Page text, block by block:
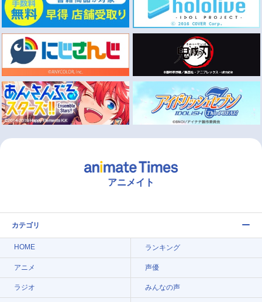
アニメイト
カテゴリ
HOME ランキング
アニメ 声優
ラジオ みんなの声